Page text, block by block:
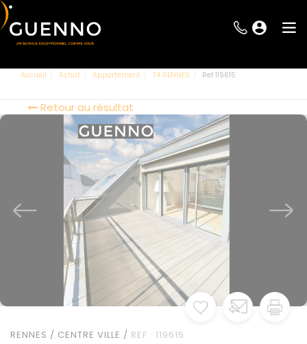
Accueil Achat Appartement T4 RENNES Ref 119615
Retour au résultat
RENNES / CENTRE VILLE / REF : 119615